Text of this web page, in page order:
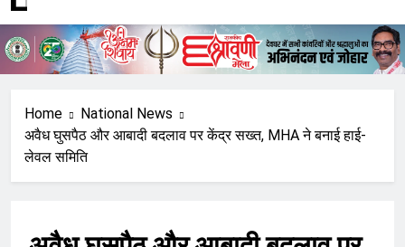
Home
National News
अवैध घुसपैठ और आबादी बदलाव पर केंद्र सख्त, MHA ने बनाई हाई-
लेवल समिति